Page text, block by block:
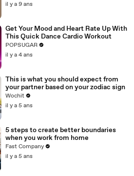
il y a 9 ans
Get Your Mood and Heart Rate Up With
This Quick Dance Cardio Workout
POPSUGAR
il y a 4 ans
This is what you should expect from
your partner based on your zodiac sign
Wochit
il y a 5 ans
5 steps to create better boundaries
when you work from home
Fast Company
il y a 5 ans